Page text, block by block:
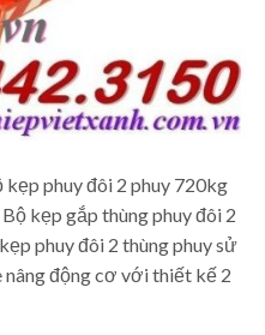
phuy đôi 2 phuy 720kg
kẹp gắp thùng phuy đôi 2
phuy đôi 2 thùng phuy sử
động cơ với thiết kế 2